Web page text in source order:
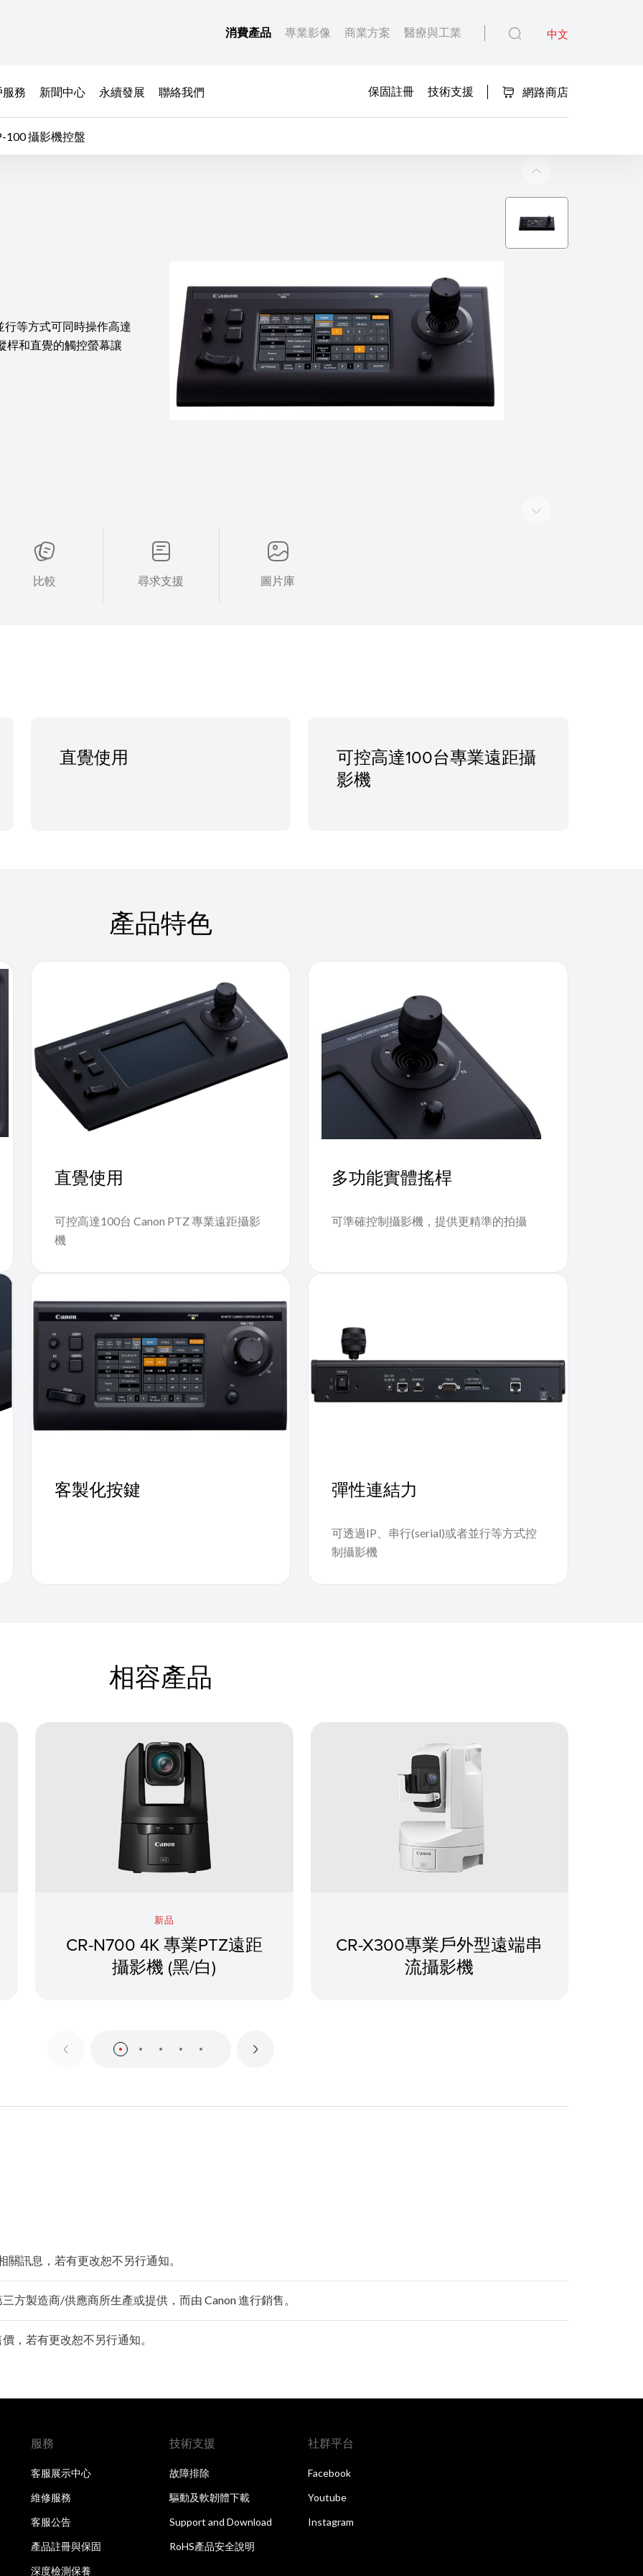
消費產品 專業影像 商業方案 醫療與工業 中文
務 新聞中心 永續發展 聯絡我們 保固註冊 技術支援 網路商店
100 攝影機控盤
等方式可同時操作高達
桿和直覺的觸控螢幕讓
比較 尋求支援 圖片庫
直覺使用
可控高達100台專業遠距攝
影機
產品特色
直覺使用
可控高達100台 Canon PTZ 專業遠距攝影
機
多功能實體搖桿
可準確控制攝影機，提供更精準的拍攝
客製化按鍵 彈性連結力
可透過IP、串行(serial)或者並行等方式控
制攝影機
相容產品
新品
CR-N700 4K 專業PTZ遠距
攝影機 (黑/白)
CR-X300專業戶外型遠端串
流攝影機
訊息，若有更改恕不另行通知。
方製造商/供應商所生產或提供，而由 Canon 進行銷售。
，若有更改恕不另行通知。
服務
客服展示中心
維修服務
客服公告
產品註冊與保固
深度檢測保養
技術支援
故障排除
驅動及軟韌體下載
Support and Download
RoHS產品安全說明
社群平台
Facebook
Youtube
Instagram